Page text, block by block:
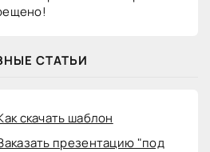
СТАТЬИ
скачать шаблон
презентацию "под